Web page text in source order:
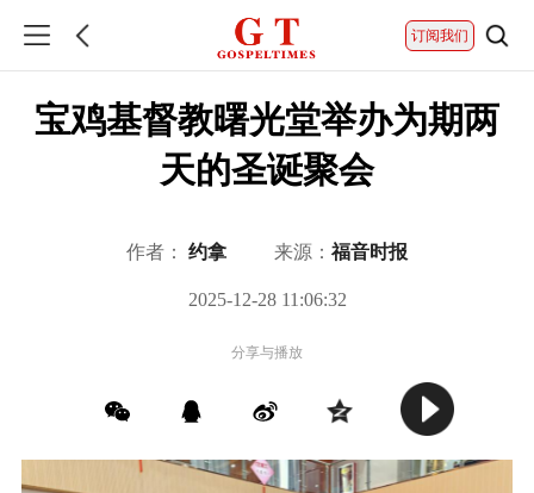
订阅我们
宝鸡基督教曙光堂举办为期两
天的圣诞聚会
作者： 约拿 来源： 福音时报
2025-12-28 11:06:32
分享与播放